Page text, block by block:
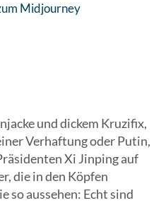
Midjourney
und dickem Kruzifix,
Verhaftung oder Putin,
Xi Jinping auf
die in den Köpfen
so aussehen: Echt sind